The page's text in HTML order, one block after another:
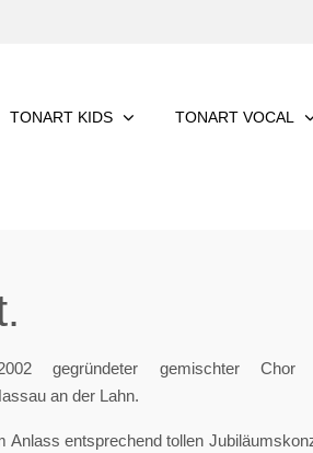
TONART KIDS TONART VOCAL
gegründeter gemischter Chor
an der Lahn.
entsprechend tollen